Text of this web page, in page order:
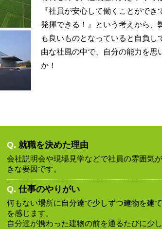
『社員が安心して働くことがで
発揮できる！』という考えから、
も良いものとなっていると自負し
由な社風の中で、自分の能力を思
か！
Q. 就職を決めた理由
会社説明会や現場見学などで社員の雰囲気
きな要因です。
Q. 仕事のやりがい
何もない場所に自分達で少しずつ建物を建
を感じます。
自分達が携わった建物の前を通るたびに少